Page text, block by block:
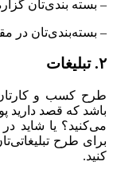
– بسته بندی‌تان
– بسته‌بندی‌تان در
۲. تبلیغات
طرح کسب و کارتان
باشد که قصد دارید
می‌کنید؟ یا شاید
برای طرح
کنید.